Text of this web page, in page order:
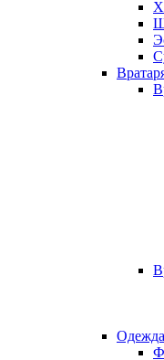
Одежда